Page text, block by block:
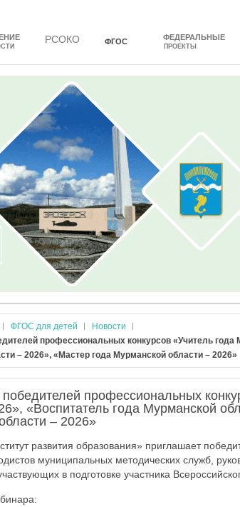
РСОКО ФГОС ФЕДЕРАЛЬНЫЕ
ПРОЕКТЫ
ФГОС для детей
Новости
профессиональных конкурсов «Учитель года
– 2026», «Мастер года Мурманской области – 2026»
профессиональных
«Воспитатель года Мурманской
– 2026»
развития образования» приглашает
муниципальных методических служб,
в подготовке участника